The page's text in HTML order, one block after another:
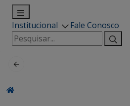
Institucional
Fale Conosco
Pesquisar
por: